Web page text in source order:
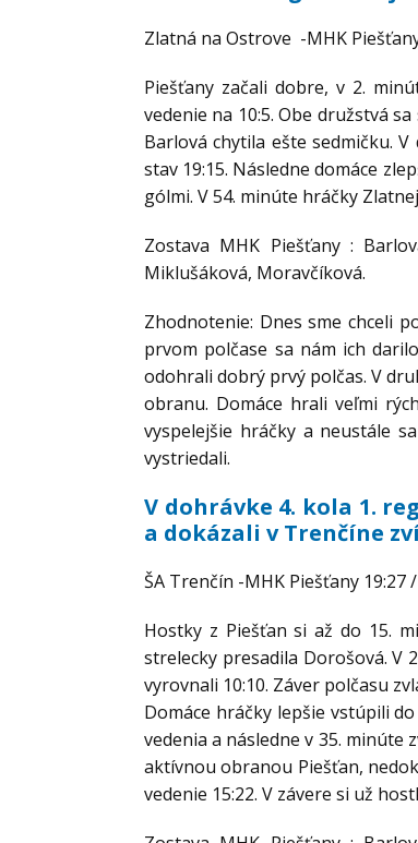
Zlatná na Ostrove -MHK
Piešťany začali dobre, v 2.
vedenie na 10:5. Obe družstvá
Barlová chytila ešte sedmičku.
stav 19:15. Následne domáce
gólmi. V 54. minúte hráčky
Zostava MHK Piešťany :
Miklušáková, Moravčíková.
Zhodnotenie: Dnes sme chceli
prvom polčase sa nám ich
odohrali dobrý prvý polčas. V
obranu. Domáce hrali veľmi
vyspelejšie hráčky a neustále
vystriedali.
V dohrávke 4. kola 1.
a dokázali v Trenčíne
ŠA Trenčín -MHK Piešťany 19:27
Hostky z Piešťan si až do 15.
strelecky presadila Dorošová. V
vyrovnali 10:10. Záver polčasu
Domáce hráčky lepšie vstúpili
vedenia a následne v 35. minúte
aktívnou obranou Piešťan,
vedenie 15:22. V závere si už